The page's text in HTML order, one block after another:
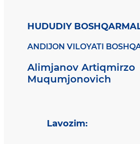
HUDUDIY
ANDIJON VILOYATI
Alimjanov Artiqmirzo
Muqumjonovich
Lavozim: